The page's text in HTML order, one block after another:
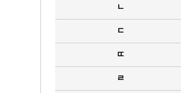
ㄴ
ㄷ
ㄸ
ㄹ